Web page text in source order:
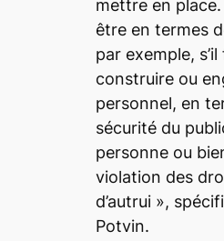
mettre en place.
être en termes
par exemple,
construire ou
personnel, en
sécurité du
personne ou
violation des
d’autrui »,
Potvin.